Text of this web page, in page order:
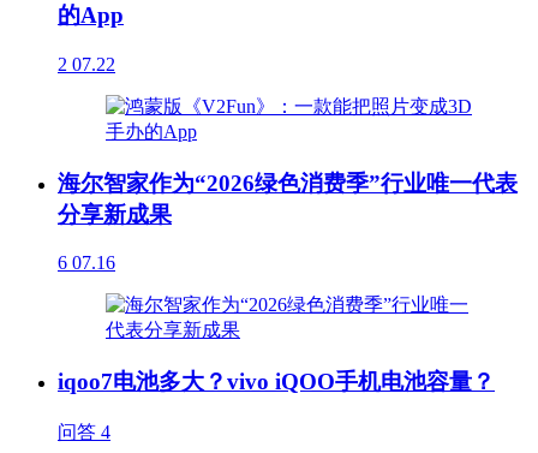
的App
2 07.22
海尔智家作为“2026绿色消费季”行业唯一代表
分享新成果
6 07.16
iqoo7电池多大？vivo iQOO手机电池容量？
问答 4